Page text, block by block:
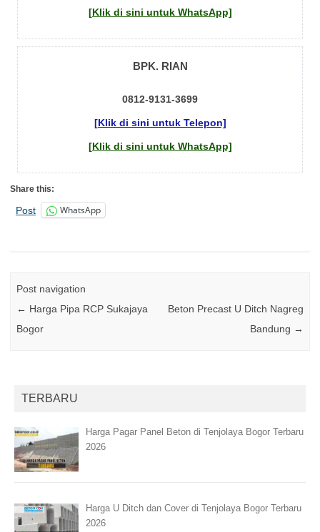
[Klik di sini untuk WhatsApp]
BPK. RIAN
0812-9131-3699
[Klik di sini untuk Telepon]
[Klik di sini untuk WhatsApp]
Share this:
Post WhatsApp
Post navigation
← Harga Pipa RCP Sukajaya
Bogor
Beton Precast U Ditch Nagreg
Bandung →
TERBARU
Harga Pagar Panel Beton di Tenjolaya Bogor Terbaru
2026
Harga U Ditch dan Cover di Tenjolaya Bogor Terbaru
2026